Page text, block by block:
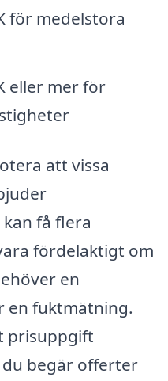
för medelstora
eller mer för
att vissa
få flera
fördelaktigt om
en
en fuktmätning.
prisuppgift
begär offerter